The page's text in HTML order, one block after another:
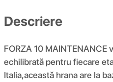
Descriere
FORZA 10 MAINTENANCE
echilibrată pentru fiecare
Italia,această hrana are la